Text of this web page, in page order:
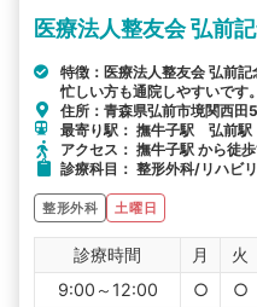
医療法人整友会 弘前
特徴：医療法人整友会 弘前記
忙しい方も通院しやすいです。
住所：青森県弘前市境関西田
最寄り駅： 撫牛子駅 弘前
アクセス： 撫牛子駅 から徒
診療科目： 整形外科/リハビ
整形外科 土曜日
診療時間 月 火
9:00～12:00
○ ○